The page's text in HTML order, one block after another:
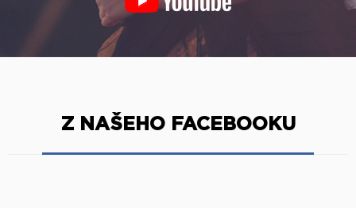
Z NAŠEHO FACEBOOKU